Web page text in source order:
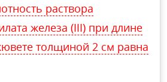
раствора
железа (III) при длине
толщиной 2 см равна